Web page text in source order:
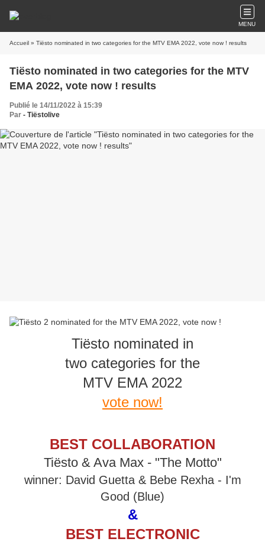
MENU
Accueil » Tiësto nominated in two categories for the MTV EMA 2022, vote now ! results
Tiësto nominated in two categories for the MTV
EMA 2022, vote now ! results
Publié le 14/11/2022 à 15:39
Par - Tiëstolive
Tiësto nominated in
two categories for the
MTV EMA 2022
vote now!
BEST COLLABORATION
Tiësto & Ava Max - "The Motto"
winner: David Guetta & Bebe Rexha - I'm
Good (Blue)
&
BEST ELECTRONIC